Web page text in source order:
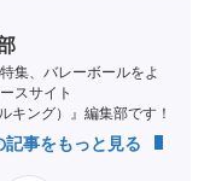
集、バレーボールをよ
スサイト
キング）』編集部です！
事をもっと見る